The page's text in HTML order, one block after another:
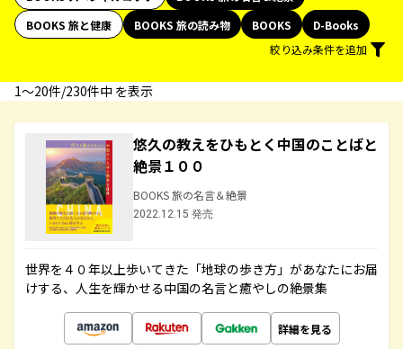
BOOKS 旅と健康
BOOKS 旅の読み物 BOOKS
D-Books
絞り込み条件を追加
1〜20件/230件中 を表示
悠久の教えをひもとく中国のことばと
絶景１００
BOOKS 旅の名言＆絶景
2022.12.15 発売
世界を４０年以上歩いてきた「地球の歩き方」があなたにお届
けする、人生を輝かせる中国の名言と癒やしの絶景集
詳細を見る